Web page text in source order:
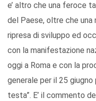
e’ altro che una feroce
del Paese, oltre che una
ripresa di sviluppo ed
con la manifestazione
oggi a Roma e con la
generale per il 25 giugno
testa”. E’ il commento